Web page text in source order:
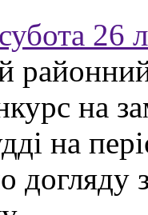
26
районний
на
на